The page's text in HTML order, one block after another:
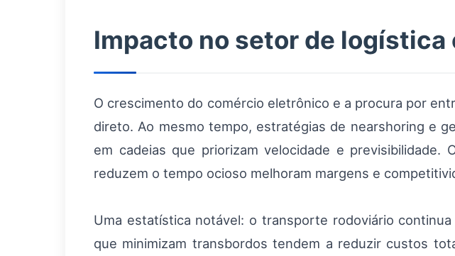
Impacto no setor de logística
O crescimento do comércio eletrônico e a procura por
direto. Ao mesmo tempo, estratégias de nearshoring e
em cadeias que priorizam velocidade e
reduzem o tempo ocioso melhoram margens e
Uma estatística notável: o transporte rodoviário
que minimizam transbordos tendem a reduzir custos